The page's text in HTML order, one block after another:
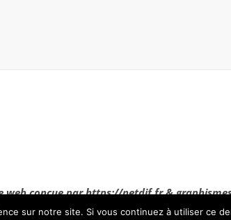
web conçue par https://netdif.fr &
sur notre site. Si vous continuez à utiliser ce